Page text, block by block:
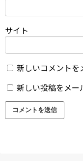
サイト
新しいコメントを
新しい投稿をメー